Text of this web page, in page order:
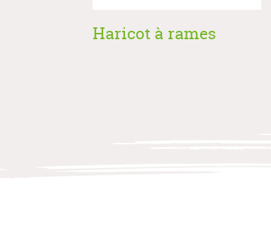
Haricot à rames